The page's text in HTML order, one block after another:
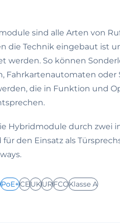
sind alle Arten von
die Technik eingebaut ist
werden. So können
Fahrkartenautomaten oder
die in Funktion und
Hybridmodule durch zwei
den Einsatz als
PoE+CEUKURFCCKlasse A